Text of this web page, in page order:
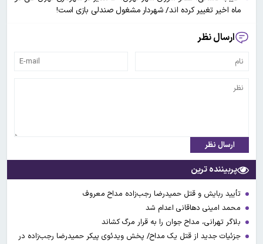
ماه اخیر تغییر کرده اند/ شهردار مشغول صندلی بازی است!
ارسال نظر
ارسال نظر
پربیننده ترین
تأیید ربایش و قتل حمیدرضا رجب‌زاده مداح معروف
محمد امینی دهاقانی اعدام شد
بلاگر تهرانی، مداح جوان را به قرار مرگ کشاند
جزئیات جدید از قتل یک مداح/ پخش ویدئوی پیکر حمیدرضا رجب‌زاده در